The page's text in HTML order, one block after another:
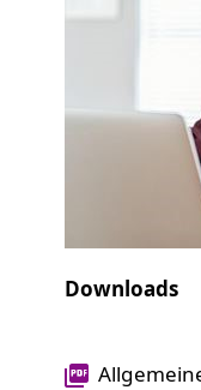
Downloads